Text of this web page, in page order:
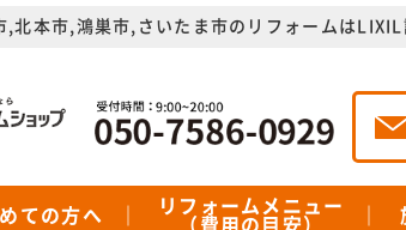
,北本市,鴻巣市,さいたま市のリフォームはLIXIL
ての方へ
リフォームメニュー
（費用の目安）